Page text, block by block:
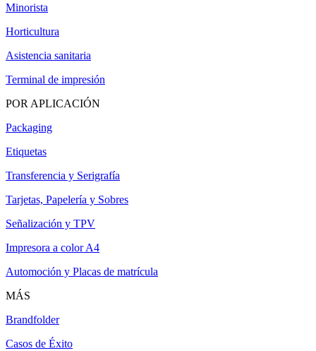
Minorista
Horticultura
Asistencia sanitaria
Terminal de impresión
POR APLICACIÓN
Packaging
Etiquetas
Transferencia y Serigrafía
Tarjetas, Papelería y Sobres
Señalización y TPV
Impresora a color A4
Automoción y Placas de matrícula
MÁS
Brandfolder
Casos de Éxito